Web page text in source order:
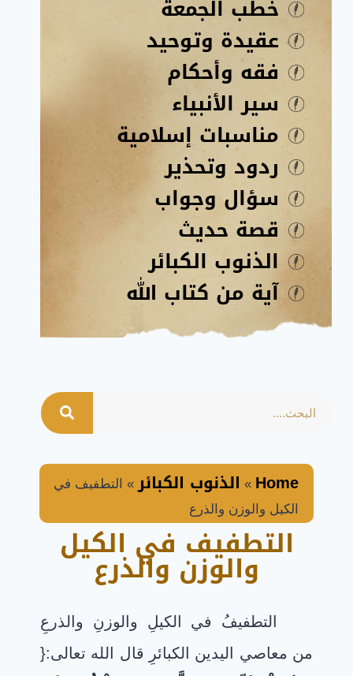
خطب الجمعة
عقيدة وتوحيد
فقه وأحكام
سير الأنبياء
مناسبات إسلامية
ردود وتحذير
سؤال وجواب
قصة حديث
الذنوب الكبائر
آية من كتاب الله
التطفيف في الكيل
والوزن والذرع
Home
» الذنوب الكبائر » التطفيف في
الكيل والوزن والذرع
التطفيفُ في الكيلِ والوزنِ والذرعِ
من معاصي اليدين الكبائرِ قال الله تعالى:{